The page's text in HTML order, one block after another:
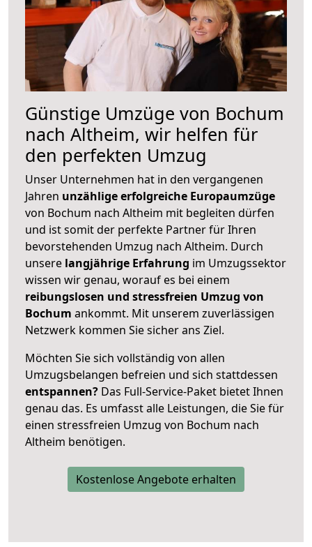
Günstige Umzüge von Bochum
nach Altheim, wir helfen für
den perfekten Umzug
Unser Unternehmen hat in den vergangenen
Jahren unzählige erfolgreiche Europaumzüge
von Bochum nach Altheim mit begleiten dürfen
und ist somit der perfekte Partner für Ihren
bevorstehenden Umzug nach Altheim. Durch
unsere langjährige Erfahrung im Umzugssektor
wissen wir genau, worauf es bei einem
reibungslosen und stressfreien Umzug von
Bochum ankommt. Mit unserem zuverlässigen
Netzwerk kommen Sie sicher ans Ziel.
Möchten Sie sich vollständig von allen
Umzugsbelangen befreien und sich stattdessen
entspannen? Das Full-Service-Paket bietet Ihnen
genau das. Es umfasst alle Leistungen, die Sie für
einen stressfreien Umzug von Bochum nach
Altheim benötigen.
Kostenlose Angebote erhalten